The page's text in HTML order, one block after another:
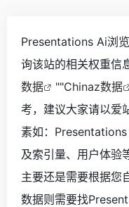
Presentations Ai浏
询该站的相关权重信
数据
""Chinaz数据
考，建议大家请以爱
素如：
及索引量、用户体验
主要还是需要根据您
数据则需要找